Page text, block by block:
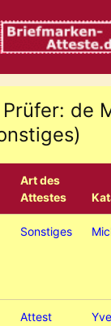
de
Art des
Attestes
Sonstiges
Attest